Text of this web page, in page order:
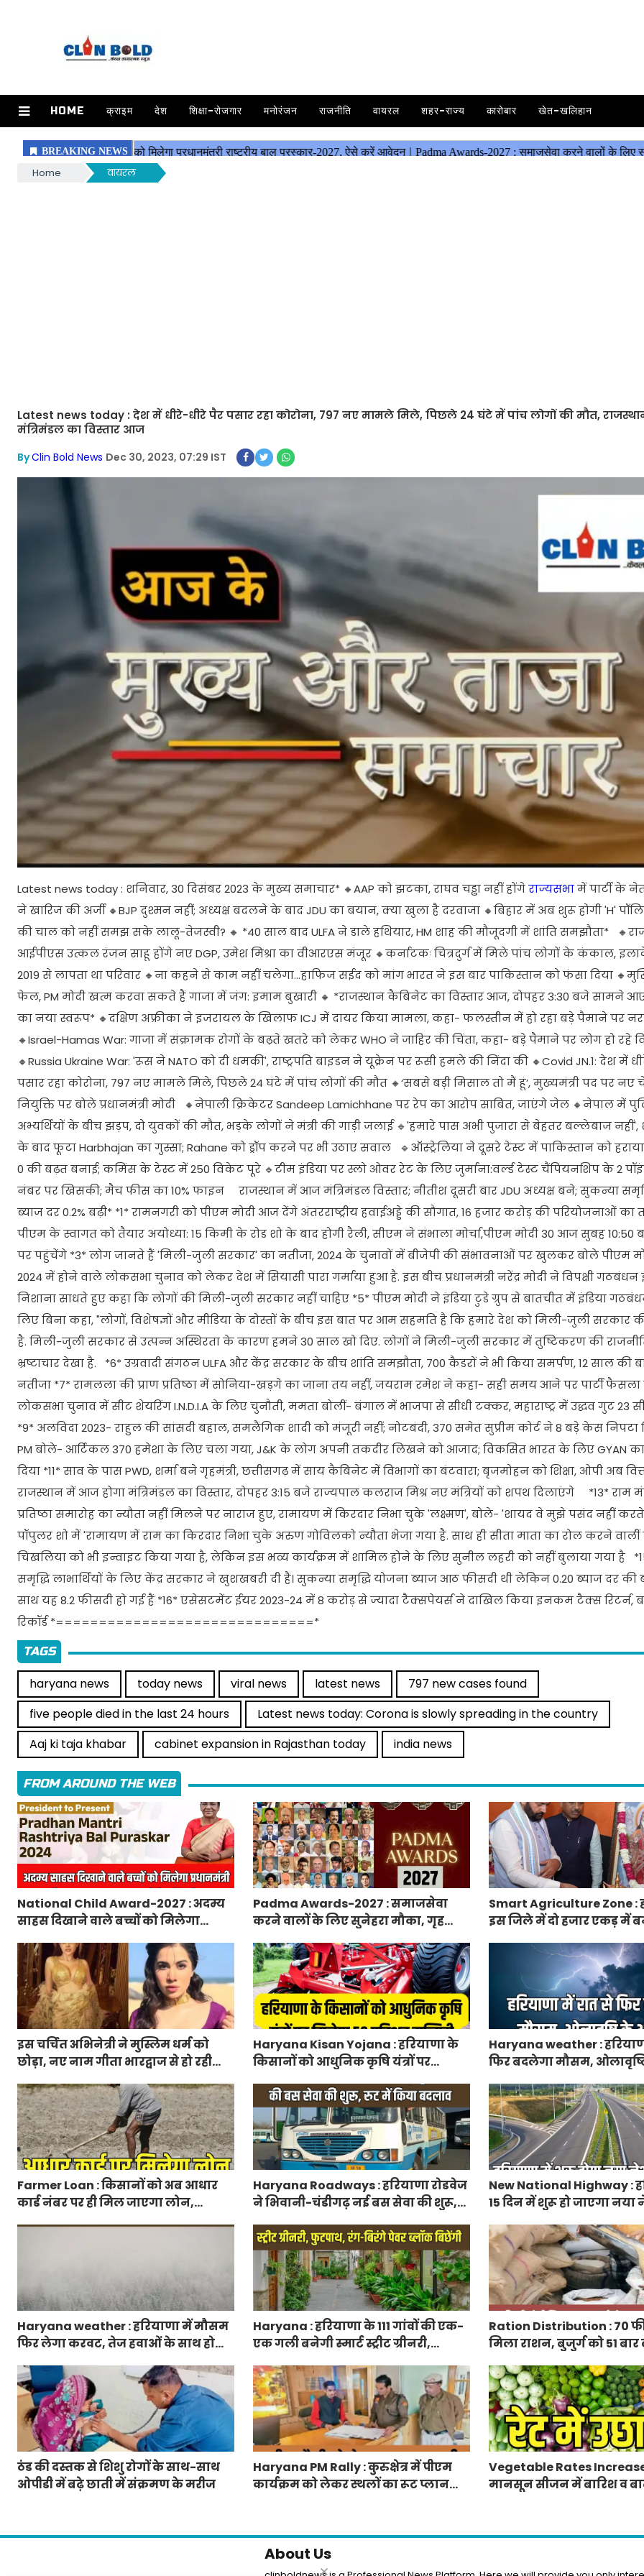
HOME क्राइम देश शिक्षा-रोजगार मनोरंजन राजनीति वायरल शहर-राज्य कारोबार खेत-खलिहान
Home वायरल
Latest news today : देश में धीरे-धीरे पैर पसार रहा कोरोना, 797 नए मामले मिले, पिछले 24 घंटे में पांच लोगों की मौत,
मंत्रिमंडल का विस्तार आज
ByClin Bold News Dec 30, 2023, 07:29 IST
Latest news today : शनिवार, 30 दिसंबर 2023 के मुख्य समाचार* 🔸AAP को झटका, राघव चड्ढा नहीं होंगेराज्यसभामें पार्टी के
ने खारिज की अर्जी 🔸BJP दुश्मन नहीं; अध्यक्ष बदलने के बाद JDU का बयान, क्या खुला है दरवाजा 🔸बिहार में अब शुरू होगी 'H'
की चाल को नहीं समझ सके लालू-तेजस्वी? 🔸 *40 साल बाद ULFA ने डाले हथियार, HM शाह की मौजूदगी में शांति समझौता*
आईपीएस उत्कल रंजन साहू होंगे नए DGP, उमेश मिश्रा का वीआरएस मंजूर 🔸कर्नाटकः चित्रदुर्ग में मिले पांच लोगों के कंकाल,
2019 से लापता था परिवार 🔸ना कहने से काम नहीं चलेगा...हाफिज सईद को मांग भारत ने इस बार पाकिस्तान को फंसा दिया
फेल, PM मोदी खत्म करवा सकते हैं गाजा में जंग: इमाम बुखारी 🔸 *राजस्थान कैबिनेट का विस्तार आज, दोपहर 3:30 बजे सामने
का नया स्वरूप* 🔸दक्षिण अफ्रीका ने इजरायल के खिलाफ ICJ में दायर किया मामला, कहा- फलस्तीन में हो रहा बड़े पैमाने पर
🔸Israel-Hamas War: गाजा में संक्रामक रोगों के बढ़ते खतरे को लेकर WHO ने जाहिर की चिंता, कहा- बड़े पैमाने पर लोग हो रहे
🔸Russia Ukraine War: 'रूस ने NATO को दी धमकी', राष्ट्रपति बाइडन ने यूक्रेन पर रूसी हमले की निंदा की 🔸Covid JN.1: देश में
पसार रहा कोरोना, 797 नए मामले मिले, पिछले 24 घंटे में पांच लोगों की मौत 🔸‘सबसे बड़ी मिसाल तो मैं हूं’, मुख्यमंत्री पद पर नए
नियुक्ति पर बोले प्रधानमंत्री मोदी 🔸नेपाली क्रिकेटर Sandeep Lamichhane पर रेप का आरोप साबित, जाएंगे जेल 🔸नेपाल में
अभ्यर्थियों के बीच झड़प, दो युवकों की मौत, भड़के लोगों ने मंत्री की गाड़ी जलाई 🔹'हमारे पास अभी पुजारा से बेहतर बल्लेबाज नहीं',
के बाद फूटा Harbhajan का गुस्सा; Rahane को ड्रॉप करने पर भी उठाए सवाल 🔹ऑस्ट्रेलिया ने दूसरे टेस्ट में पाकिस्तान को
0 की बढ़त बनाई; कमिंस के टेस्ट में 250 विकेट पूरे 🔹टीम इंडिया पर स्लो ओवर रेट के लिए जुर्माना:वर्ल्ड टेस्ट चैंपियनशिप के 2
नंबर पर खिसकी; मैच फीस का 10% फाइन राजस्थान में आज मंत्रिमंडल विस्तार; नीतीश दूसरी बार JDU अध्यक्ष बने; सुकन्या
ब्याज दर 0.2% बढ़ी* *1* रामनगरी को पीएम मोदी आज देंगे अंतरराष्ट्रीय हवाईअड्डे की सौगात, 16 हजार करोड़ की परियोजनाओं का
पीएम के स्वागत को तैयार अयोध्या: 15 किमी के रोड शो के बाद होगी रैली, सीएम ने संभाला मोर्चा,पीएम मोदी 30 आज सुबह 10:50
पर पहुंचेंगे *3* लोग जानते हैं 'मिली-जुली सरकार' का नतीजा, 2024 के चुनावों में बीजेपी की संभावनाओं पर खुलकर बोले पीएम
2024 में होने वाले लोकसभा चुनाव को लेकर देश में सियासी पारा गर्माया हुआ है. इस बीच प्रधानमंत्री नरेंद्र मोदी ने विपक्षी गठबंधन
निशाना साधते हुए कहा कि लोगों की मिली-जुली सरकार नहीं चाहिए *5* पीएम मोदी ने इंडिया टुडे ग्रुप से बातचीत में इंडिया
लिए बिना कहा, "लोगों, विशेषज्ञों और मीडिया के दोस्तों के बीच इस बात पर आम सहमति है कि हमारे देश को मिली-जुली सरकार
है. मिली-जुली सरकार से उत्पन्न अस्थिरता के कारण हमने 30 साल खो दिए. लोगों ने मिली-जुली सरकार में तुष्टिकरण की
भ्रष्टाचार देखा है. *6* उग्रवादी संगठन ULFA और केंद्र सरकार के बीच शांति समझौता, 700 कैडरों ने भी किया समर्पण, 12 साल की
नतीजा *7* रामलला की प्राण प्रतिष्ठा में सोनिया-खड़गे का जाना तय नहीं, जयराम रमेश ने कहा- सही समय आने पर पार्टी
लोकसभा चुनाव में सीट शेयरिंग I.N.D.I.A के लिए चुनौती, ममता बोलीं- बंगाल में भाजपा से सीधी टक्कर, महाराष्ट्र में उद्धव गुट 23
*9* अलविदा 2023- राहुल की सांसदी बहाल, समलैंगिक शादी को मंजूरी नहीं; नोटबंदी, 370 समेत सुप्रीम कोर्ट ने 8 बड़े केस
PM बोले- आर्टिकल 370 हमेशा के लिए चला गया, J&K के लोग अपनी तकदीर लिखने को आजाद; विकसित भारत के लिए GYAN का
दिया *11* साव के पास PWD, शर्मा बने गृहमंत्री, छत्तीसगढ़ में साय कैबिनेट में विभागों का बंटवारा; बृजमोहन को शिक्षा, ओपी अब
राजस्थान में आज होगा मंत्रिमंडल का विस्तार, दोपहर 3:15 बजे राज्यपाल कलराज मिश्र नए मंत्रियों को शपथ दिलाएंगे *13* राम
प्रतिष्ठा समारोह का न्यौता नहीं मिलने पर नाराज हुए, रामायण में किरदार निभा चुके 'लक्ष्मण', बोले- 'शायद वे मुझे पसंद नहीं करते
पॉपुलर शो में 'रामायण में राम का किरदार निभा चुके अरुण गोविलको न्यौता भेजा गया है. साथ ही सीता माता का रोल करने वालीं
चिखलिया को भी इन्वाइट किया गया है, लेकिन इस भव्य कार्यक्रम में शामिल होने के लिए सुनील लहरी को नहीं बुलाया गया है
समृद्धि लाभार्थियों के लिए केंद्र सरकार ने खुशखबरी दी हैं। सुकन्या समृद्धि योजना ब्याज आठ फीसदी थी लेकिन 0.20 ब्याज दर की
साथ यह 8.2 फीसदी हो गई हैं *16* एसेसटमेंट ईयर 2023-24 में 8 करोड़ से ज्यादा टैक्सपेयर्स ने दाखिल किया इनकम टैक्स रिटर्न,
रिकॉर्ड *==============================*
TAGS
haryana news today news viral news latest news
797 new cases found
five people died in the last 24 hours
Latest news today: Corona is slowly spreading in the country
Aaj ki taja khabar
cabinet expansion in Rajasthan today india news
FROM AROUND THE WEB
National Child Award-2027 : अदम्य
साहस दिखाने वाले बच्चों को मिलेगा
ऐसे करें आवेदन
Padma Awards-2027 : समाजसेवा
करने वालों के लिए सुनेहरा मौका, गृह
लिए आवेदन
Smart Agriculture Zone :
इस जिले में दो हजार एकड़ में
इस चर्चित अभिनेत्री ने मुस्लिम धर्म को
छोड़ा, नए नाम गीता भारद्वाज से हो रही
Haryana Kisan Yojana : हरियाणा के
किसानों को आधुनिक कृषि यंत्रों पर
आवेदन
Haryana weather :
फिर बदलेगा मौसम,
Farmer Loan : किसानों को अब आधार
कार्ड नंबर पर ही मिल जाएगा लोन,
Haryana Roadways : हरियाणा रोडवेज
ने भिवानी-चंडीगढ़ नई बस सेवा की शुरू,
New National Highway :
15 दिन में शुरू हो जाएगा
Haryana weather : हरियाणा में मौसम
फिर लेगा करवट, तेज हवाओं के साथ होगी
Haryana : हरियाणा के 111 गांवों की एक-
एक गली बनेगी स्मार्ट स्ट्रीट ग्रीनरी,
Ration Distribution : 70
मिला राशन, बुजुर्ग को 51 बार
ठंड की दस्तक से शिशु रोगों के साथ-साथ
ओपीडी में बढ़े छाती में संक्रमण के मरीज
Haryana PM Rally : कुरुक्षेत्र में पीएम
कार्यक्रम को लेकर स्थलों का रूट प्लान
Vegetable Rates
मानसून सीजन में बारिश व
About Us